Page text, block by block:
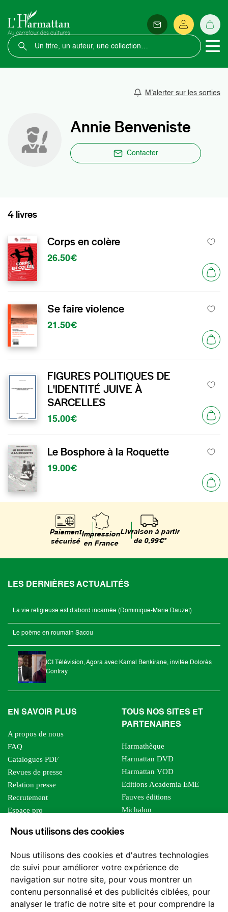
Nous utilisons des cookies
Nous utilisons des cookies et d'autres technologies
de suivi pour améliorer votre expérience de
navigation sur notre site, pour vous montrer un
contenu personnalisé et des publicités ciblées, pour
analyser le trafic de notre site et pour comprendre la
M’alerter sur les sorties
Annie Benveniste
Contacter
4 livres
Corps en colère
26.50€
Se faire violence
21.50€
FIGURES POLITIQUES DE
L'IDENTITÉ JUIVE À
SARCELLES
15.00€
Le Bosphore à la Roquette
19.00€
Paiement
sécurisé
Impression
en France
Livraison à partir
de 0,99€*
LES DERNIÈRES ACTUALITÉS
La vie religieuse est d'abord incarnée (Dominique-Marie Dauzet)
Le poème en roumain Sacou
ICI Télévision, Agora avec Kamal Benkirane, invitée Dolorès
Contray
EN SAVOIR PLUS
A propos de nous
FAQ
Catalogues PDF
Revues de presse
Relation presse
Recrutement
Espace pro
Foreign rights
TOUS NOS SITES ET
PARTENAIRES
Harmathèque
Harmattan DVD
Harmattan VOD
Editions Academia EME
Fauves éditions
Michalon
Editions Sutton
Les impliqués
Tous les éditeurs
Nos structures